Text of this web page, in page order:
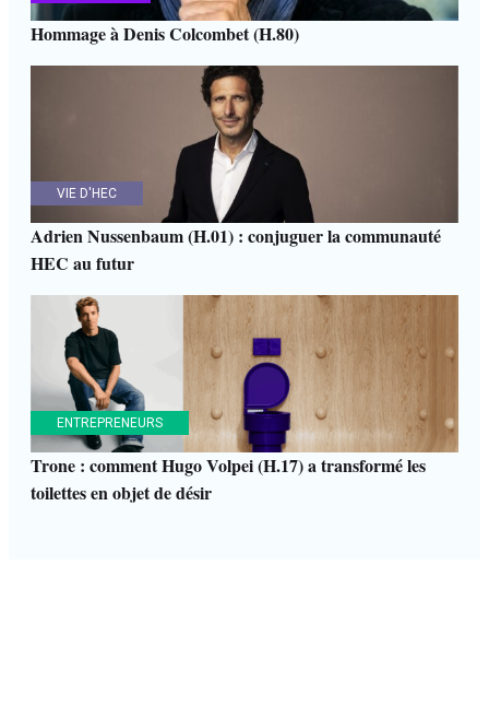
Hommage à Denis Colcombet (H.80)
VIE D'HEC
Adrien Nussenbaum (H.01) : conjuguer la communauté
HEC au futur
ENTREPRENEURS
Trone : comment Hugo Volpei (H.17) a transformé les
toilettes en objet de désir